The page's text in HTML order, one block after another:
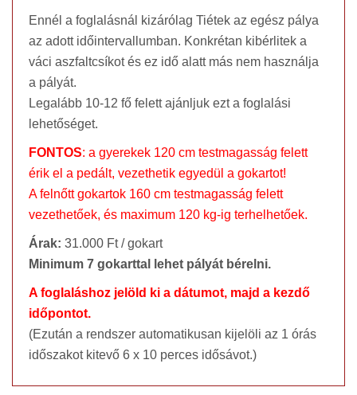
Ennél a foglalásnál kizárólag Tiétek az egész pálya
az adott időintervallumban. Konkrétan kibérlitek a
váci aszfaltcsíkot és ez idő alatt más nem használja
a pályát.
Legalább 10-12 fő felett ajánljuk ezt a foglalási
lehetőséget.
FONTOS: a gyerekek 120 cm testmagasság felett
érik el a pedált, vezethetik egyedül a gokartot!
A felnőtt gokartok 160 cm testmagasság felett
vezethetőek, és maximum 120 kg-ig terhelhetőek.
Árak: 31.000 Ft / gokart
Minimum 7 gokarttal lehet pályát bérelni.
A foglaláshoz jelöld ki a dátumot, majd a kezdő
időpontot.
(Ezután a rendszer automatikusan kijelöli az 1 órás
időszakot kitevő 6 x 10 perces idősávot.)